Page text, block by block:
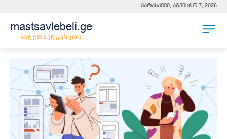
პარასკევი, აგვისტო 7, 2026
mastsavlebeli.ge
ინტერნეტგაზეთი